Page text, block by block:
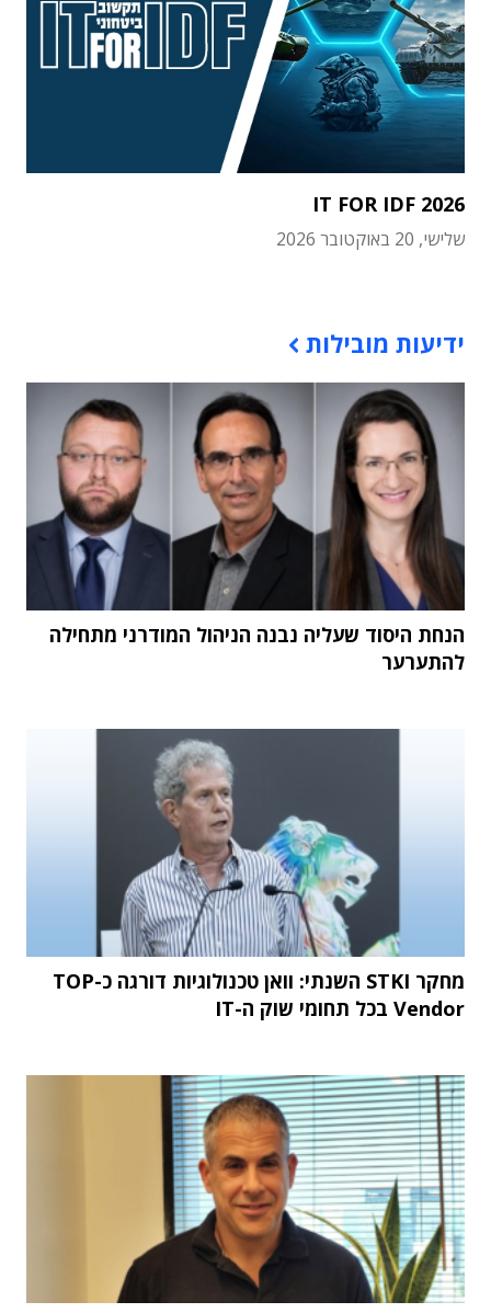
IT FOR IDF 2026
שלישי, 20 באוקטובר 2026
ידיעות מובילות
הנחת היסוד שעליה נבנה הניהול המודרני מתחילה
להתערער
מחקר STKI השנתי: וואן טכנולוגיות דורגה כ-TOP
Vendor בכל תחומי שוק ה-IT